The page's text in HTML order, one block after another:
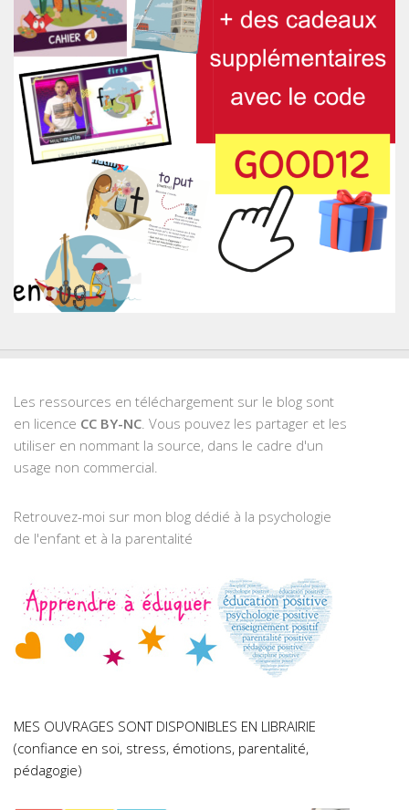
Les ressources en téléchargement sur le blog sont
en licence CC BY-NC . Vous pouvez les partager et les
utiliser en nommant la source, dans le cadre d'un
usage non commercial.
Retrouvez-moi sur mon blog dédié à la psychologie
de l'enfant et à la parentalité
MES OUVRAGES SONT DISPONIBLES EN LIBRAIRIE
(confiance en soi, stress, émotions, parentalité,
pédagogie)